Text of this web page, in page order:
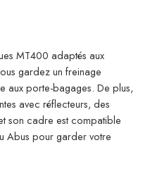
MT400 adaptés aux
gardez un freinage
aux porte-bagages. De plus,
avec réflecteurs, des
son cadre est compatible
Abus pour garder votre